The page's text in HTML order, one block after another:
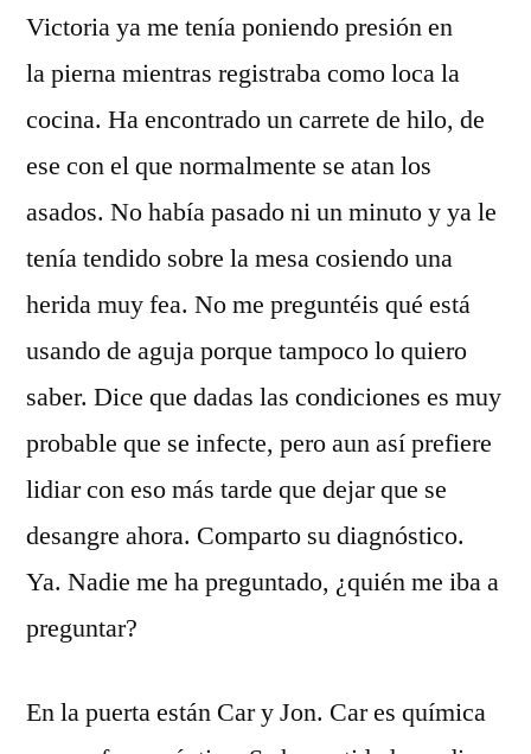
Victoria ya me tenía poniendo presión en
la pierna mientras registraba como loca la
cocina. Ha encontrado un carrete de hilo, de
ese con el que normalmente se atan los
asados. No había pasado ni un minuto y ya le
tenía tendido sobre la mesa cosiendo una
herida muy fea. No me preguntéis qué está
usando de aguja porque tampoco lo quiero
saber. Dice que dadas las condiciones es muy
probable que se infecte, pero aun así prefiere
lidiar con eso más tarde que dejar que se
desangre ahora. Comparto su diagnóstico.
Ya. Nadie me ha preguntado, ¿quién me iba a
preguntar?
En la puerta están Car y Jon. Car es química